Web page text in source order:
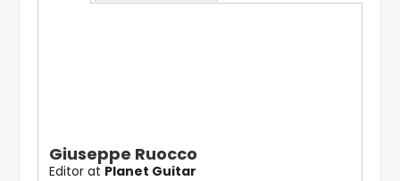
Giuseppe Ruocco
Editor at Planet Guitar